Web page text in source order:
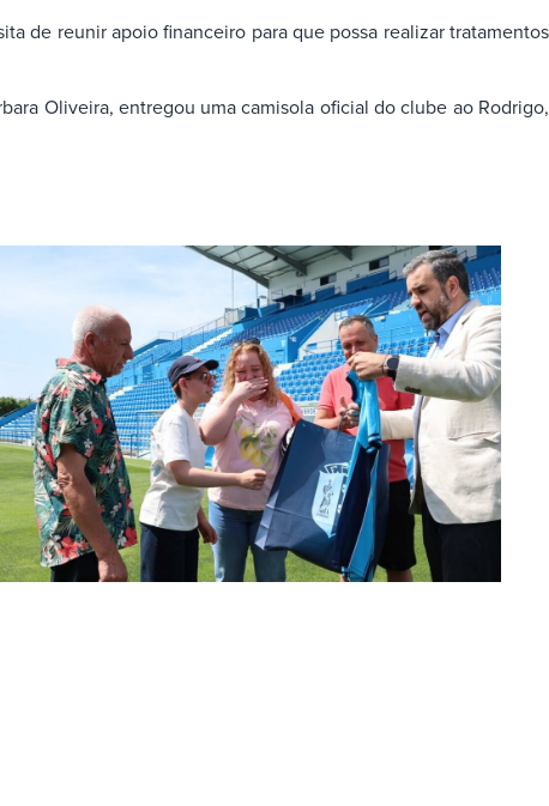
de reunir apoio financeiro para que possa realizar tratamentos
Oliveira, entregou uma camisola oficial do clube ao Rodrigo,